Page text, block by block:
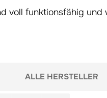
funktionsfähig
ALLE HERSTELLER
pro Seite